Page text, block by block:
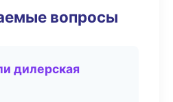
вопросы
дилерская